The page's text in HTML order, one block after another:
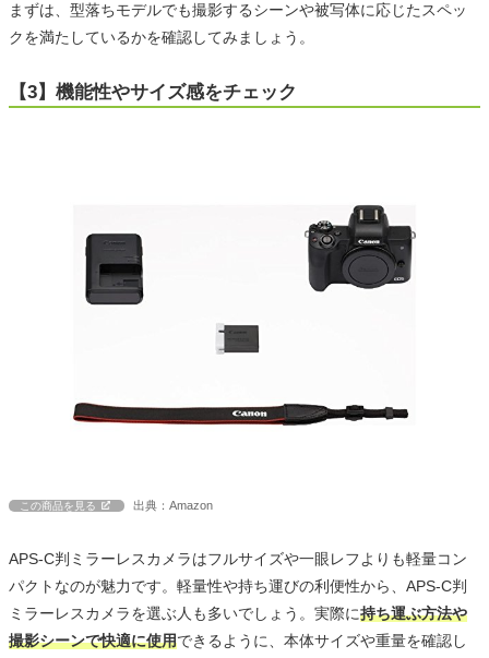
まずは、型落ちモデルでも撮影するシーンや被写体に応じたスペッ
クを満たしているかを確認してみましょう。
【3】機能性やサイズ感をチェック
この商品を見る 出典：Amazon
APS-C判ミラーレスカメラはフルサイズや一眼レフよりも軽量コン
パクトなのが魅力です。軽量性や持ち運びの利便性から、APS-C判
ミラーレスカメラを選ぶ人も多いでしょう。実際に持ち運ぶ方法や
撮影シーンで快適に使用できるように、本体サイズや重量を確認し